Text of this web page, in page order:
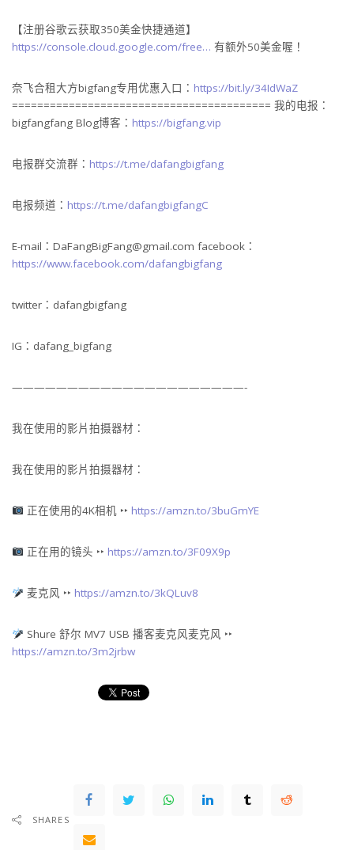
【注册谷歌云获取350美金快捷通道】
https://console.cloud.google.com/free… 有额外50美金喔！
奈飞合租大方bigfang专用优惠入口： https://bit.ly/34IdWaZ
========================================= 我的电报：
bigfangfang Blog博客： https://bigfang.vip
电报群交流群： https://t.me/dafangbigfang
电报频道： https://t.me/dafangbigfangC
E-mail：DaFangBigFang@gmail.com facebook：
https://www.facebook.com/dafangbigfang
twitter：dafangbigfang
IG：dafang_bigfang
—————————————————————-
我在使用的影片拍摄器材：
我在使用的影片拍摄器材：
正在使用的4K相机 ‣‣ https://amzn.to/3buGmYE
正在用的镜头 ‣‣ https://amzn.to/3F09X9p
麦克风 ‣‣ https://amzn.to/3kQLuv8
Shure 舒尔 MV7 USB 播客麦克风麦克风 ‣‣
https://amzn.to/3m2jrbw
SHARES